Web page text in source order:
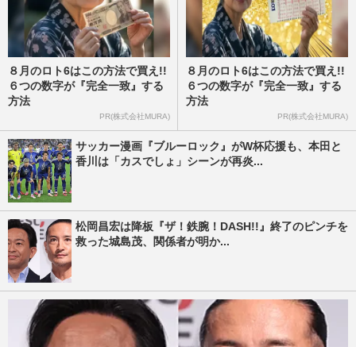
８月のロト6はこの方法で買え!!
６つの数字が『完全一致』する
方法
PR(株式会社MURA)
８月のロト6はこの方法で買え!!
６つの数字が『完全一致』する
方法
PR(株式会社MURA)
サッカー漫画『ブルーロック』がW杯応援も、本田と
香川は「カスでしょ」シーンが再炎...
松岡昌宏は降板『ザ！鉄腕！DASH!!』終了のピンチを
救った城島茂、関係者が明か...